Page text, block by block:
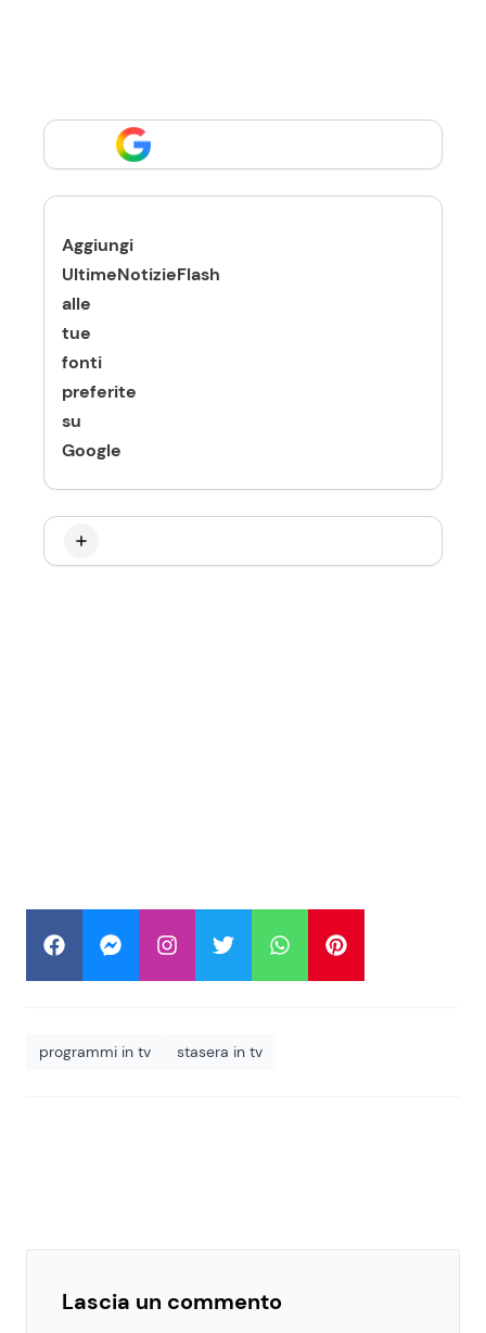
Aggiungi
UltimeNotizieFlash
alle
tue
fonti
preferite
su
Google
programmi in tv stasera in tv
Lascia un commento